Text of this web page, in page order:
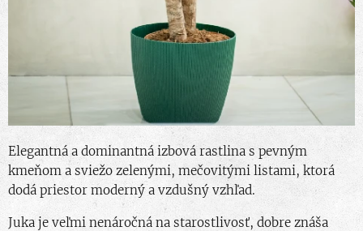
Elegantná a dominantná izbová rastlina s pevným
kmeňom a sviežo zelenými, mečovitými listami, ktorá
dodá priestor moderný a vzdušný vzhľad.
Juka je veľmi nenáročná na starostlivosť, dobre znáša